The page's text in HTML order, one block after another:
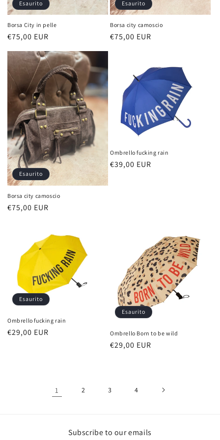
Esaurito
Borsa City in pelle
Prezzo
listino
€75,00 EUR
Esaurito
Borsa city camoscio
Prezzo
€75,00 EUR
Esaurito
Borsa city camoscio
Prezzo
€75,00 EUR
Ombrello fucking rain
Prezzo
€39,00 EUR
Esaurito
Ombrello fucking rain
Prezzo
€29,00 EUR
Esaurito
Ombrello Born to be wild
Prezzo
€29,00 EUR
1 2 3 4
Subscribe to our emails